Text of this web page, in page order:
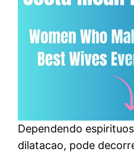
Dependendo
dilatacao, pode